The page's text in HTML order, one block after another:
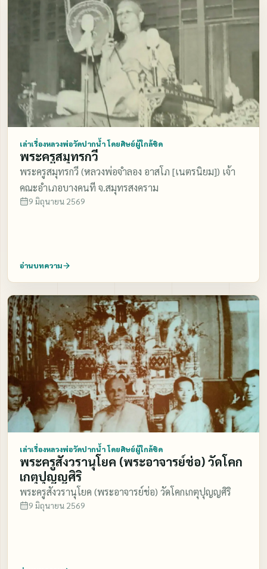
เล่าเรื่องหลวงพ่อวัดปากน้ำ โดยศิษย์ผู้ใกล้ชิด
พระครูสมุทรกวี
พระครูสมุทรกวี (หลวงพ่อจำลอง อาสโภ [เนตรนิยม]) เจ้า
คณะอำเภอบางคนที จ.สมุทรสงคราม
9 มิถุนายน 2569
อ่านบทความ
เล่าเรื่องหลวงพ่อวัดปากน้ำ โดยศิษย์ผู้ใกล้ชิด
พระครูสังวรานุโยค (พระอาจารย์ช่อ) วัดโคก
เกตุปุญญศิริ
พระครูสังวรานุโยค (พระอาจารย์ช่อ) วัดโคกเกตุปุญญศิริ
9 มิถุนายน 2569